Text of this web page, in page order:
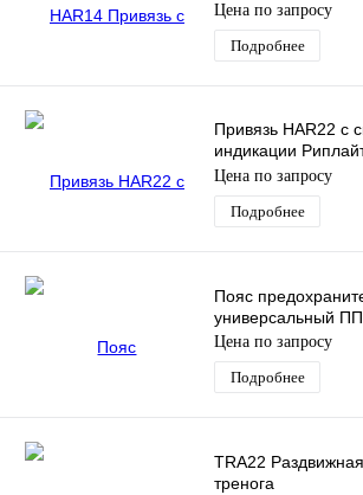
Цена по запросу
Подробнее
Привязь HAR22 с
индикации
system II) - 2 точки
Цена по запросу
Подробнее
Пояс
универсальный
Цена по запросу
Подробнее
TRA22
тренога